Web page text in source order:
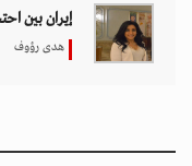
إيران بين
هدى رؤوف